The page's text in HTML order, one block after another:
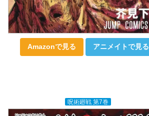
Amazonで見る アニメイトで見る
呪術廻戦 第7巻